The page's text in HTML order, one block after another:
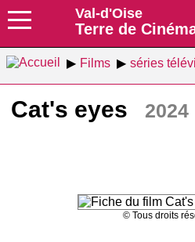
Val-d'Oise
Terre de
Films séries
Cat's eyes 2024
© Tous droits